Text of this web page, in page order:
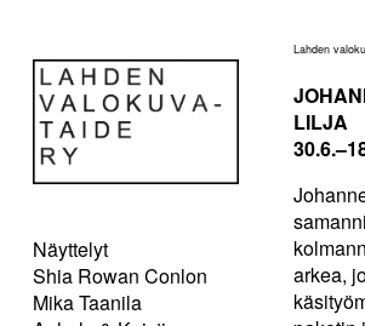
Näyttelyt
Shia Rowan Conlon
Mika Taanila
Lahden
LILJA
arkea,